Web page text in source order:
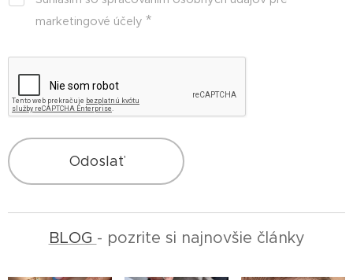
marketingové účely
Odoslať
BLOG - pozrite si najnovšie články